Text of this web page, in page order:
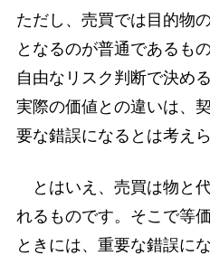
ただし、売買では目的物
となるのが普通であるも
自由なリスク判断で決め
実際の価値との違いは、
要な錯誤になるとは考え
とはいえ、売買は物と
れるものです。そこで等
ときには、重要な錯誤に